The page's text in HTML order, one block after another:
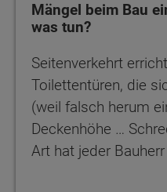
Mängel beim Bau
was tun?
Seitenverkehrt
Toilettentüren, die
(weil falsch herum
Deckenhöhe …
Art hat jeder